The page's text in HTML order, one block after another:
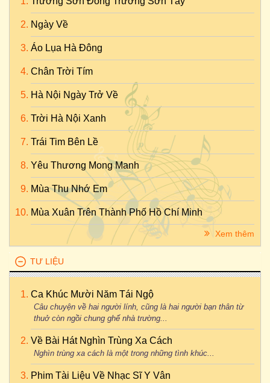
Ngày Về
Áo Lụa Hà Đông
Chân Trời Tím
Hà Nội Ngày Trở Về
Trời Hà Nội Xanh
Trái Tim Bên Lề
Yêu Thương Mong Manh
Mùa Thu Nhớ Em
Mùa Xuân Trên Thành Phố Hồ Chí Minh
Xem thêm
TƯ LIỆU
Ca Khúc Mười Năm Tái Ngộ
Câu chuyện về hai người lính, cũng là hai người bạn thân từ
thuở còn ngồi chung ghế nhà trường...
Về Bài Hát Nghìn Trùng Xa Cách
Nghìn trùng xa cách là một trong những tình khúc...
Phim Tài Liệu Về Nhạc Sĩ Y Vân